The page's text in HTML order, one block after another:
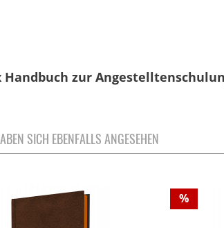
zur
SICH EBENFALLS ANGESEHEN
%